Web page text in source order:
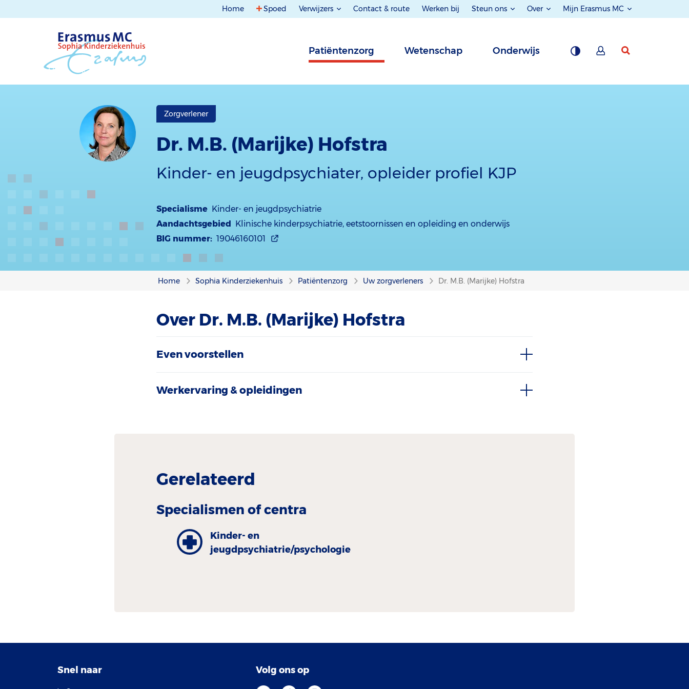
Home Spoed Verwijzers Contact & route Werken bij Steun ons Over Mijn Erasmus MC
Patiëntenzorg Wetenschap Onderwijs
Zorgverlener
Dr. M.B. (Marijke) Hofstra
Kinder- en jeugdpsychiater, opleider profiel KJP
Specialisme Kinder- en jeugdpsychiatrie
Aandachtsgebied Klinische kinderpsychiatrie, eetstoornissen en opleiding en onderwijs
BIG nummer: 19046160101
Home Sophia Kinderziekenhuis Patiëntenzorg Uw zorgverleners Dr. M.B. (Marijke) Hofstra
Over Dr. M.B. (Marijke) Hofstra
Even voorstellen
Werkervaring & opleidingen
Gerelateerd
Specialismen of centra
Kinder- en
jeugdpsychiatrie/psychologie
Snel naar Volg ons op